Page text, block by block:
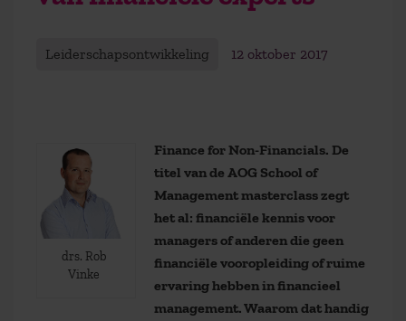
Leiderschapsontwikkeling 12 oktober 2017
drs. Rob
Vinke
Finance for Non-Financials. De
titel van de AOG School of
Management masterclass zegt
het al: financiële kennis voor
managers of anderen die geen
financiële vooropleiding of ruime
ervaring hebben in financieel
management. Waarom dat handig